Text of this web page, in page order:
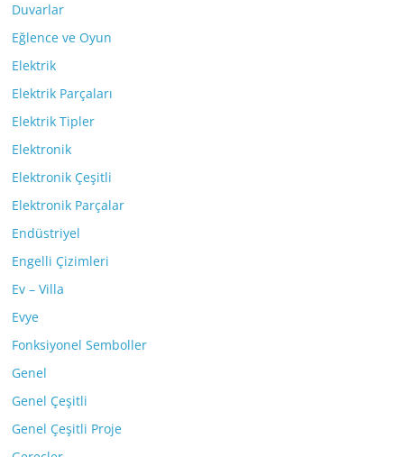
Duvarlar
Eğlence ve Oyun
Elektrik
Elektrik Parçaları
Elektrik Tipler
Elektronik
Elektronik Çeşitli
Elektronik Parçalar
Endüstriyel
Engelli Çizimleri
Ev – Villa
Evye
Fonksiyonel Semboller
Genel
Genel Çeşitli
Genel Çeşitli Proje